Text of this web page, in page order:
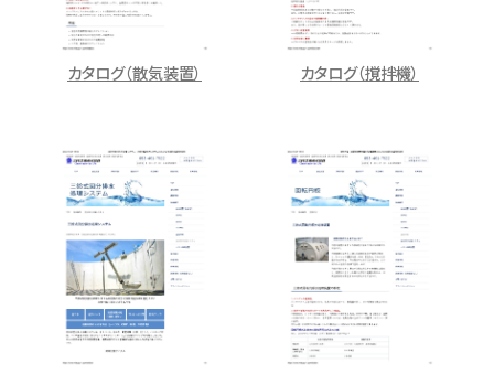
カタログ（散気装置） カタログ（撹拌機）